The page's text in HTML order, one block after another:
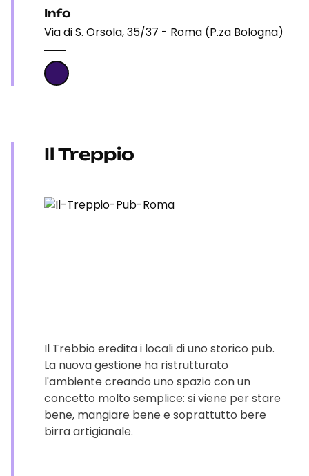
Info
Via di S. Orsola, 35/37 - Roma (P.za Bologna)
Il Treppio
Il Trebbio eredita i locali di uno storico pub.
La nuova gestione ha ristrutturato
l'ambiente creando uno spazio con un
concetto molto semplice: si viene per stare
bene, mangiare bene e soprattutto bere
birra artigianale.